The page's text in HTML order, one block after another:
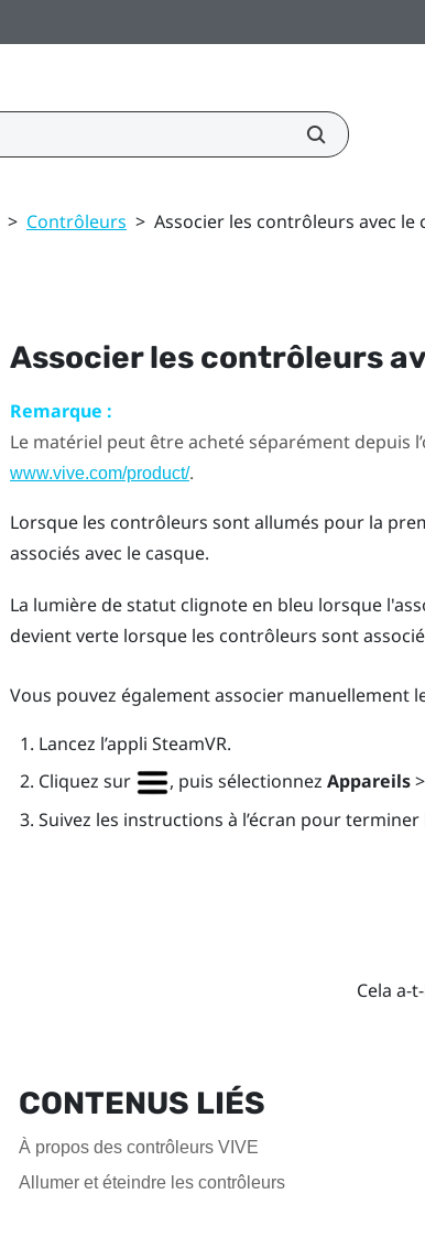
> Contrôleurs > Associer les contrôleurs avec le
Associer les contrôleurs
Remarque :
Le matériel peut être acheté séparément depuis
www.vive.com/product/.
Lorsque les contrôleurs sont allumés pour la
associés avec le casque.
La lumière de statut clignote en bleu lorsque
devient verte lorsque les contrôleurs sont
Vous pouvez également associer manuellement
Lancez l’appli SteamVR.
Cliquez sur
, puis sélectionnez Appareils>
Suivez les instructions à l’écran pour terminer
Cela a-
CONTENUS LIÉS
À propos des contrôleurs VIVE
Allumer et éteindre les contrôleurs